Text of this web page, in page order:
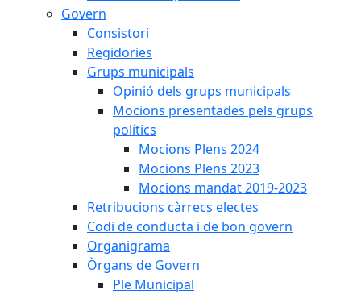
Govern
Consistori
Regidories
Grups municipals
Opinió dels grups municipals
Mocions presentades pels grups
polítics
Mocions Plens 2024
Mocions Plens 2023
Mocions mandat 2019-2023
Retribucions càrrecs electes
Codi de conducta i de bon govern
Organigrama
Òrgans de Govern
Ple Municipal